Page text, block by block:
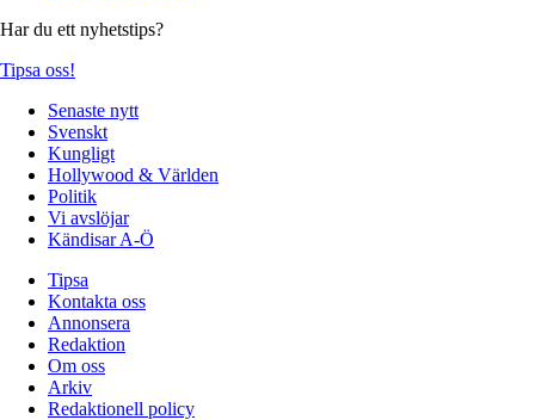
Har du ett nyhetstips?
Tipsa oss!
Senaste nytt
Svenskt
Kungligt
Hollywood & Världen
Politik
Vi avslöjar
Kändisar A-Ö
Tipsa
Kontakta oss
Annonsera
Redaktion
Om oss
Arkiv
Redaktionell policy